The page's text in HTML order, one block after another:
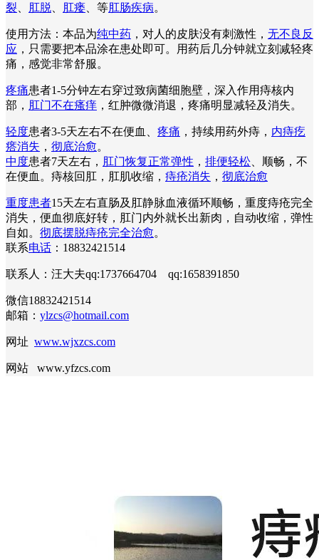
裂
肛脱 肛瘘 、等肛肠疾病。
使用方法：本品为纯中药 ，对人的皮肤没有刺激性， 无不良反
应 ，只需要把本品涂在患处即可。用药后几分钟就立刻减轻疼
痛，感觉非常舒服。
疼痛患者1-5分钟左右穿过致病菌细胞壁，深入作用痔核内
部， 肛门不在瘙痒 ，红肿微微消退，疼痛明显减轻及消失。
轻度患者3-5天左右不在便血、 疼痛 ，持续用药外痔， 内痔疙
瘩消失 ， 彻底治愈。
中度患者7天左右， 肛门恢复正常弹性 ， 排便轻松 、顺畅，不
在便血。痔核回肛，肛肌收缩， 痔疮消失 ， 彻底治愈
重度患者15天左右直肠及肛静脉血液循环顺畅，重度痔疮完全
消失，便血彻底好转，肛门内外就长出新肉，自动收缩，弹性
自如。 彻底摆脱痔疮完全治愈。
联系电话 ：18832421514
联系人：汪大夫qq:1737664704 qq:1658391850
微信18832421514
邮箱： ylzcs@hotmail.com
网址 www.wjxzcs.com
网站 www.yfzcs.com